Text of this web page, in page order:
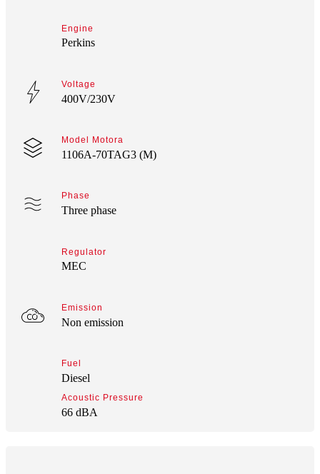
Engine
Perkins
Model Motora
1106A-70TAG3 (M)
Regulator
MEC
Emission
Non emission
Fuel
Diesel
Phase
Three phase
Acoustic Pressure
66 dBA
Voltage
400V/230V